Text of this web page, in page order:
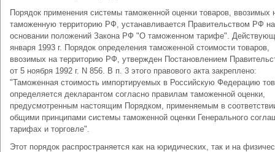
Порядок применения системы таможенной оценки товаров, ввозимых
таможенную территорию РФ, устанавливается Правительством РФ на
основании положений Закона РФ "О таможенном тарифе".
января 1993 г. Порядок определения таможенной стоимости товаров,
ввозимых на территорию РФ, утвержден Постановлением
от 5 ноября 1992 г. N 856. В п. 3 этого правового акта закреплено:
"Таможенная стоимость импортируемых в Российскую Федерацию
определяется декларантом согласно правилам таможенной оценки,
предусмотренным настоящим Порядком, применяемым в
общими принципами системы таможенной оценки Генерального
тарифах и торговле".
Этот порядок распространяется как на юридических, так и на